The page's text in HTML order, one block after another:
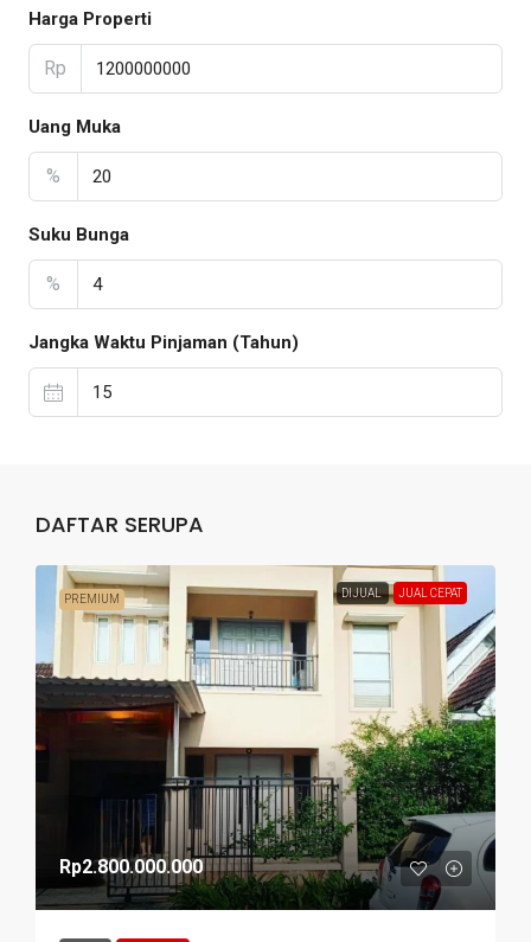
Harga Properti
Rp
Uang Muka
%
Suku Bunga
%
Jangka Waktu Pinjaman (Tahun)
DAFTAR SERUPA
PREMIUM DIJUAL JUAL CEPAT
Rp2.800.000.000